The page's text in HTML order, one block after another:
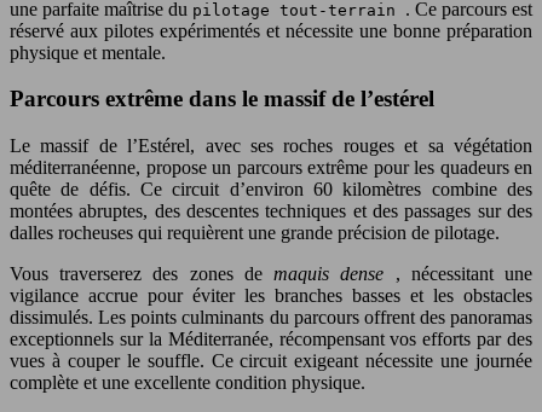
une parfaite maîtrise du pilotage tout-terrain . Ce parcours est
réservé aux pilotes expérimentés et nécessite une bonne préparation
physique et mentale.
Parcours extrême dans le massif de l’estérel
Le massif de l’Estérel, avec ses roches rouges et sa végétation
méditerranéenne, propose un parcours extrême pour les quadeurs en
quête de défis. Ce circuit d’environ 60 kilomètres combine des
montées abruptes, des descentes techniques et des passages sur des
dalles rocheuses qui requièrent une grande précision de pilotage.
Vous traverserez des zones demaquis dense , nécessitant une
vigilance accrue pour éviter les branches basses et les obstacles
dissimulés. Les points culminants du parcours offrent des panoramas
exceptionnels sur la Méditerranée, récompensant vos efforts par des
vues à couper le souffle. Ce circuit exigeant nécessite une journée
complète et une excellente condition physique.